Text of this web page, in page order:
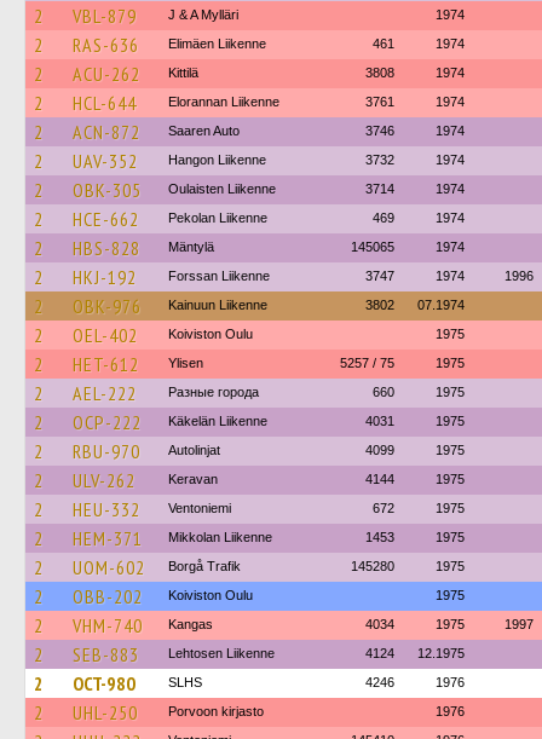
2 VBL-879 J & A Mylläri 1974
2 RAS-636 Elimäen Liikenne 461 1974
2 ACU-262 Kittilä 3808 1974
2 HCL-644 Elorannan Liikenne 3761 1974
2 ACN-872 Saaren Auto 3746 1974
2 UAV-352 Hangon Liikenne 3732 1974
2 OBK-305 Oulaisten Liikenne 3714 1974
2 HCE-662 Pekolan Liikenne 469 1974
2 HBS-828 Mäntylä 145065 1974
2 HKJ-192 Forssan Liikenne 3747 1974 1996
2 OBK-976 Kainuun Liikenne 3802 07.1974
2 OEL-402 Koiviston Oulu 1975
2 HET-612 Ylisen 5257 / 75 1975
2 AEL-222 Разные города 660 1975
2 OCP-222 Käkelän Liikenne 4031 1975
2 RBU-970 Autolinjat 4099 1975
2 ULV-262 Keravan 4144 1975
2 HEU-332 Ventoniemi 672 1975
2 HEM-371 Mikkolan Liikenne 1453 1975
2 UOM-602 Borgå Trafik 145280 1975
2 OBB-202 Koiviston Oulu 1975
2 VHM-740 Kangas 4034 1975 1997
2 SEB-883 Lehtosen Liikenne 4124 12.1975
2 OCT-980 SLHS 4246 1976
2 UHL-250 Porvoon kirjasto 1976